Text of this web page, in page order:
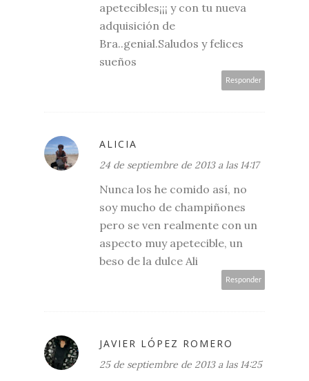
apetecibles¡¡¡ y con tu nueva
adquisición de
Bra..genial.Saludos y felices
sueños
Responder
ALICIA
24 de septiembre de 2013 a las 14:17
Nunca los he comido así, no
soy mucho de champiñones
pero se ven realmente con un
aspecto muy apetecible, un
beso de la dulce Ali
Responder
JAVIER LÓPEZ ROMERO
25 de septiembre de 2013 a las 14:25